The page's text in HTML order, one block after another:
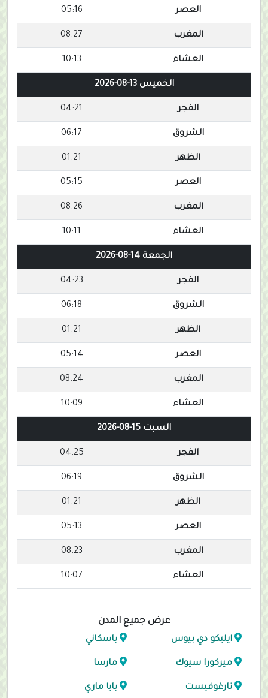
العصر 05:16
المغرب 08:27
العشاء 10:13
الخميس 13-08-2026
الفجر 04:21
الشروق 06:17
الظهر 01:21
العصر 05:15
المغرب 08:26
العشاء 10:11
الجمعة 14-08-2026
الفجر 04:23
الشروق 06:18
الظهر 01:21
العصر 05:14
المغرب 08:24
العشاء 10:09
السبت 15-08-2026
الفجر 04:25
الشروق 06:19
الظهر 01:21
العصر 05:13
المغرب 08:23
العشاء 10:07
عرض جميع المدن
ايليكو دي بيوس باسكاني
ميركورا سيوك مارسا
تارغوفيست بايا ماري